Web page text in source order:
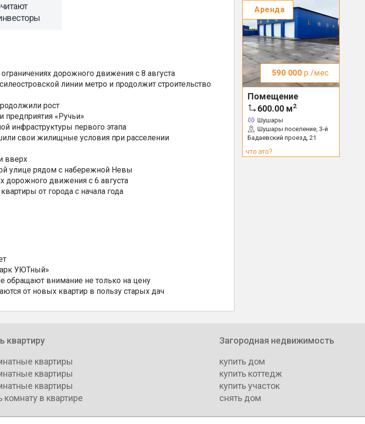
дорожного движения с 8 августа
линии метро и продолжит строительство
рост
предприятия «Ручьи»
инфраструктуры первого этапа
свои жилищные условия при расселении
вверх
улице рядом с набережной Невы
дорожного движения с 6 августа
от города с начала года
УЮТный»
обращают внимание не только на цену
от новых квартир в пользу старых дач
Аренда
590 000 р./мес.
Помещение
600.00 м2
Шушары
Шушары поселение, 3-й
Бадаевский проезд, 21
что это?
квартиру
квартиры
квартиры
квартиры
комнату в квартире
Загородная недвижимость
купить дом
купить коттедж
купить участок
снять дом